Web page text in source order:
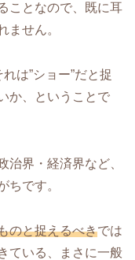
ことなので、既に耳
ません。
は”ショー”だと捉
か、ということで
治界・経済界など、
ちです。
のと捉えるべきでは
ている、まさに一般